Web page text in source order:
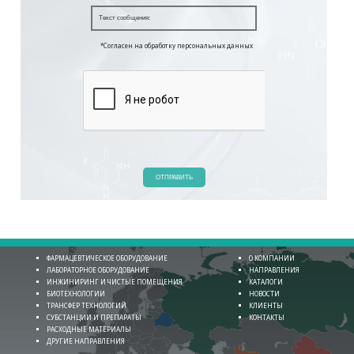
*Согласен на обработку персональных данных
ОТПРАВИТЬ
ФАРМАЦЕВТИЧЕСКОЕ ОБОРУДОВАНИЕ
ЛАБОРАТОРНОЕ ОБОРУДОВАНИЕ
ИНЖИНИРИНГ И ЧИСТЫЕ ПОМЕЩЕНИЯ
БИОТЕХНОЛОГИИ
ТРАНСФЕР ТЕХНОЛОГИЙ
СУБСТАНЦИИ И ПРЕПАРАТЫ
РАСХОДНЫЕ МАТЕРИАЛЫ
ДРУГИЕ НАПРАВЛЕНИЯ
О КОМПАНИИ
НАПРАВЛЕНИЯ
КАТАЛОГИ
НОВОСТИ
КЛИЕНТЫ
КОНТАКТЫ